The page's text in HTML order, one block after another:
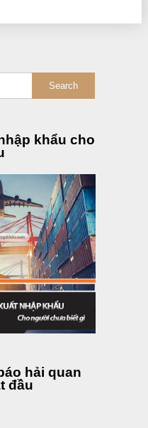
khẩu cho
hải quan
đầu